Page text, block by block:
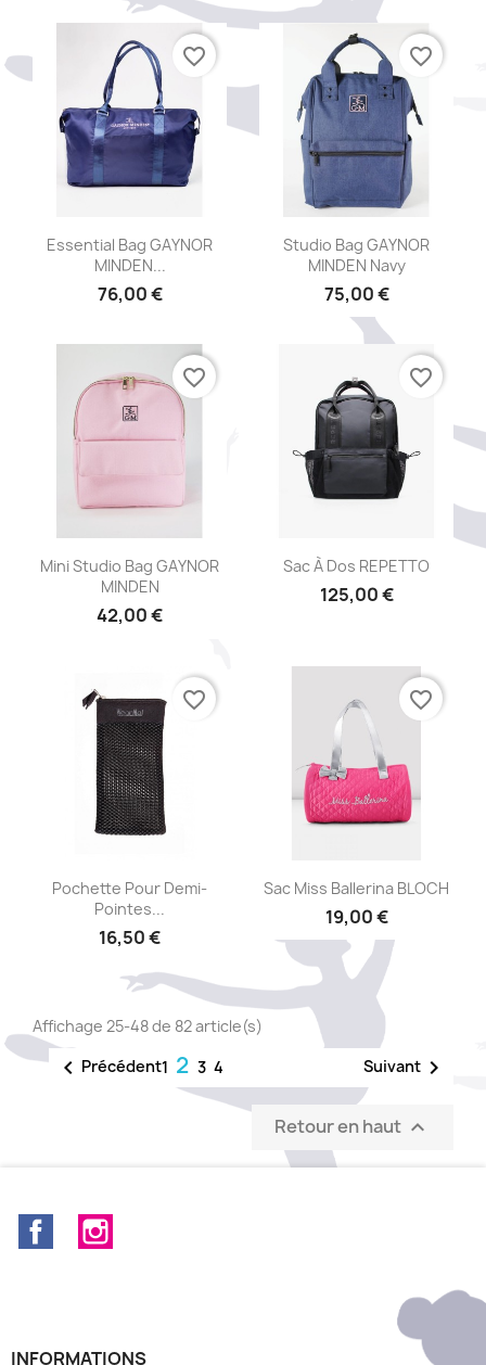
Aperçu rapide
Essential Bag GAYNOR
MINDEN...
76,00 €
favorite_border
Aperçu rapide
Studio Bag GAYNOR
MINDEN Navy
75,00 €
favorite_border
Aperçu rapide
Mini Studio Bag GAYNOR
MINDEN
42,00 €
favorite_border
Aperçu rapide
Sac À Dos REPETTO
125,00 €
favorite_border
Aperçu rapide
Pochette Pour Demi-
Pointes...
16,50 €
favorite_border
Aperçu rapide
Sac Miss Ballerina BLOCH
19,00 €
favorite_border
Affichage 25-48 de 82 article(s)
 Précédent1 2 3 4 Suivant 
Retour en haut 
Facebook
INFORMATIONS